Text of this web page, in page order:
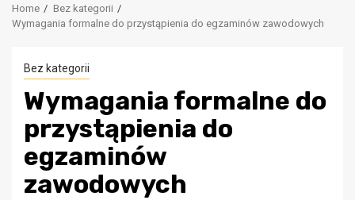
Home
Bez kategorii
Wymagania formalne do przystąpienia do egzaminów zawodowych
Bez kategorii
Wymagania formalne do
przystąpienia do
egzaminów
zawodowych